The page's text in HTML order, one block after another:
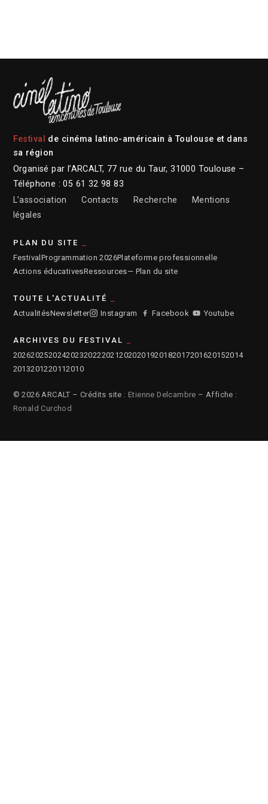
Festival
de cinéma latino-américain à Toulouse et dans
sa région
Organisé par l’ARCALT, 77 rue du Taur, 31000 Toulouse –
Téléphone : 05 61 32 98 83
L’association
Contacts Recherche
Mentions
légales
PLAN DU SITE
Festival Programmation 2026Plateforme professionnelle
Actions éducativesRessources— Plan du site
TOUTE L'ACTUALITÉ
ActualitésNewsletter Instagram Facebook Youtube
ARCHIVES DU FESTIVAL
2026202520242023202220212020201920182017201620152014
2013201220112010
© 2026 ARCALT – Crédits site : Etienne Delcambre – Affiche :
Ronald Curchod